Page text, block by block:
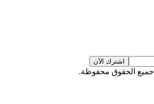
اشترك الآن
جميع الحقوق محفوظة.